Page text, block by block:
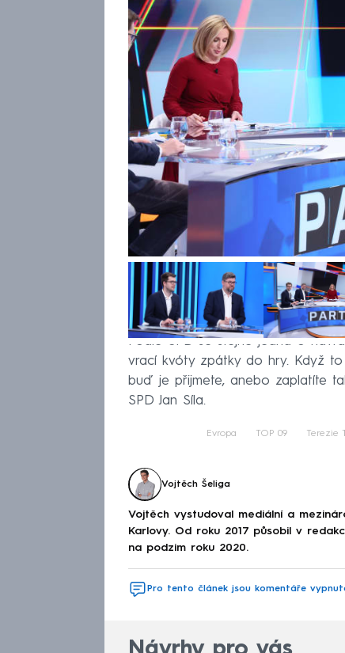
Podle SPD se stejně jedná o
vrací kvóty zpátky do hry. Když
buď je přijmete, anebo zaplatíte
SPD Jan Síla.
Evropa TOP 09 Terezie
Vojtěch Šeliga
Vojtěch vystudoval mediální a
Karlovy. Od roku 2017 působil v
na podzim roku 2020.
Pro tento článek jsou komentáře